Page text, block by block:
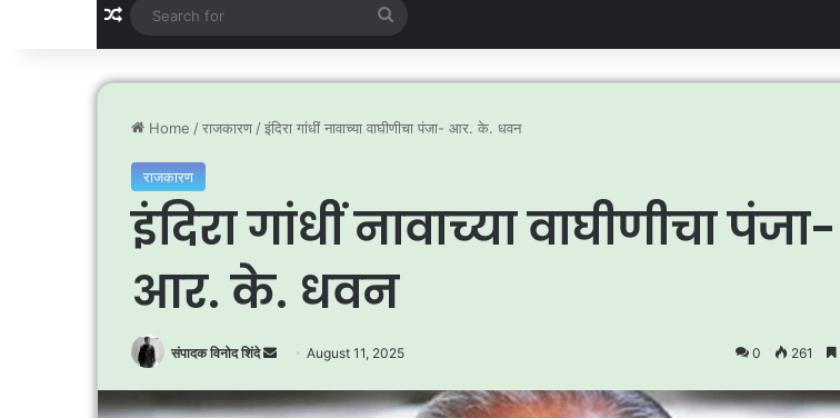
Random Article
for
Home /राजकारण /इंदिरा गांधीं नावाच्या वाघीणीचा पंजा- आर. के. धवन
राजकारण
इंदिरा गांधीं नावाच्या वाघीणीचा पंजा-
आर. के. धवन
संपादक विनोद शिंदे
Send
email
August 11, 2025 0 261